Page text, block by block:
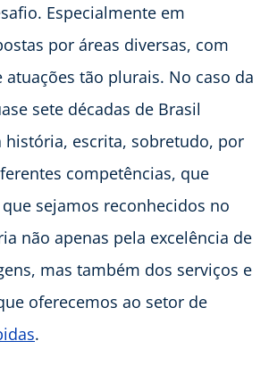
Especialmente em
por áreas diversas, com
tão plurais. No caso da
sete décadas de Brasil
história, escrita, sobretudo, por
competências, que
sejamos reconhecidos no
não apenas pela excelência de
mas também dos serviços e
oferecemos ao setor de
.